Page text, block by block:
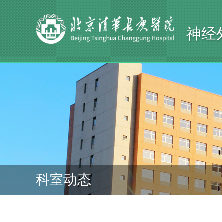
神经
科室动态